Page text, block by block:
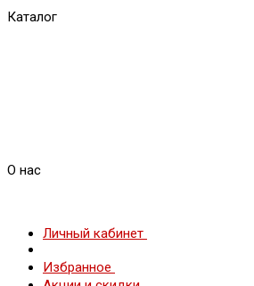
Каталог
О нас
Личный кабинет
Избранное